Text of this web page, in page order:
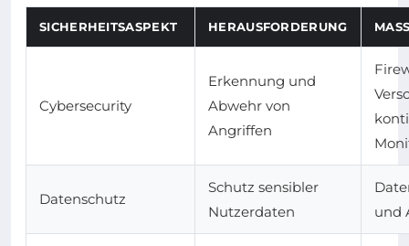
SICHERHEITSASPEKT HERAUSFORDERUNG
Cybersecurity
Erkennung und
Abwehr von
Angriffen
Datenschutz
Schutz sensibler
Nutzerdaten
und